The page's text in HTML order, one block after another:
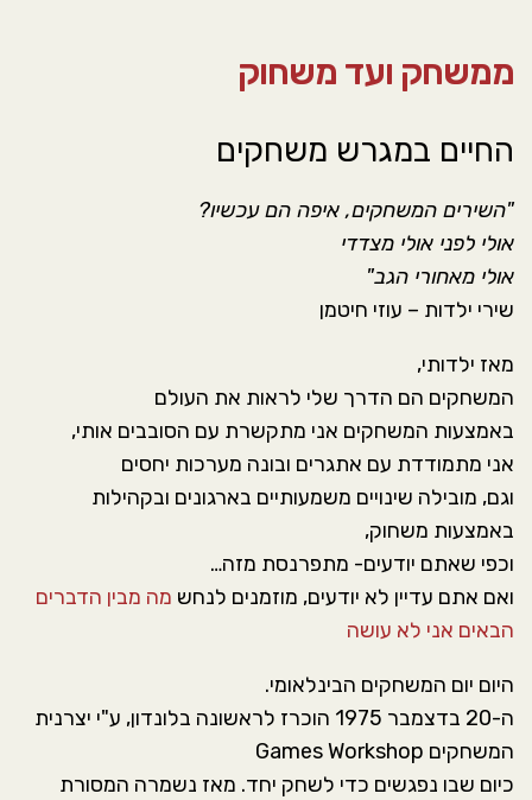
אפס את כל האפשרויות
cached
ממשחק ועד משחוק
החיים במגרש משחקים
"השירים המשחקים, איפה הם עכשיו?
אולי לפני אולי מצדדי
אולי מאחורי הגב"
שירי ילדות – עוזי חיטמן
מאז ילדותי,
המשחקים הם הדרך שלי לראות את העולם
באמצעות המשחקים אני מתקשרת עם הסובבים אותי,
אני מתמודדת עם אתגרים ובונה מערכות יחסים
וגם, מובילה שינויים משמעותיים בארגונים ובקהילות
באמצעות משחוק,
וכפי שאתם יודעים- מתפרנסת מזה…
ואם אתם עדיין לא יודעים, מוזמנים לנחש מה מבין הדברים
הבאים אני לא עושה
היום יום המשחקים הבינלאומי.
ה-20 בדצמבר 1975 הוכרז לראשונה בלונדון, ע"י יצרנית
המשחקים Games Workshop
כיום שבו נפגשים כדי לשחק יחד. מאז נשמרה המסורת